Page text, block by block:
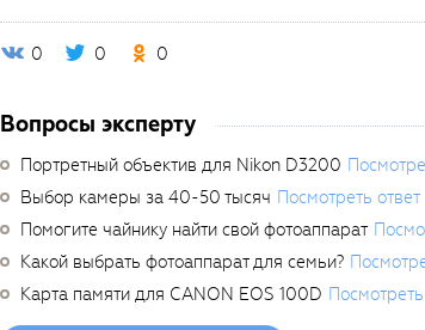
0 0 0
Вопросы эксперту
Портретный объектив для Nikon D3200
Выбор камеры за 40-50 тысяч Посмотреть ответ
Помогите чайнику найти свой фотоаппарат
Какой выбрать фотоаппарат для семьи?
Карта памяти для CANON EOS 100D